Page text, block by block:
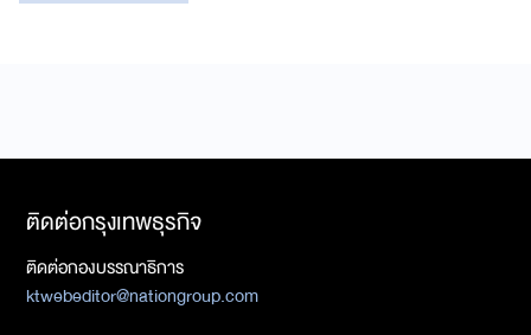
ติดต่อกรุงเทพธุรกิจ
ติดต่อกองบรรณาธิการ
ktwebeditor@nationgroup.com